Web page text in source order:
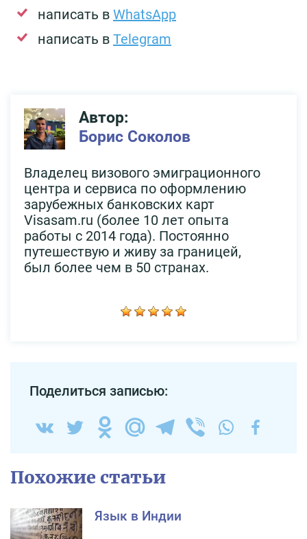
написать в WhatsApp
написать в Telegram
Автор:
Борис Соколов
Владелец визового эмиграционного
центра и сервиса по оформлению
зарубежных банковских карт
Visasam.ru (более 10 лет опыта
работы с 2014 года). Постоянно
путешествую и живу за границей,
был более чем в 50 странах.
Поделиться записью:
Похожие статьи
Язык в Индии